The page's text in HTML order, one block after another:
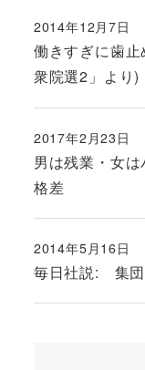
働きすぎに歯
衆院選2」より)
投稿日
2014年12月7日
男は残業・女
格差
投稿日
2017年2月23日
毎日社説: 集
投稿日
2014年5月16日